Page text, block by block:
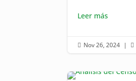
Leer más
 Nov 26, 2024 | 